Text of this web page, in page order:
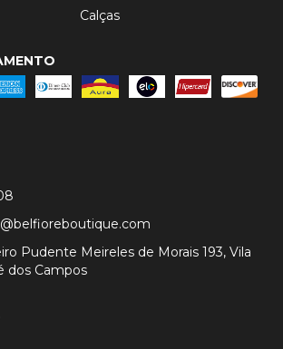
Calças
Pudente Meireles de Morais 193, Vila
dos Campos